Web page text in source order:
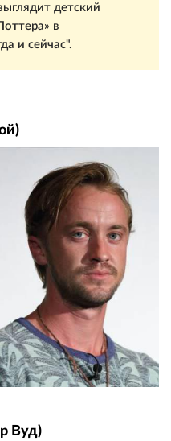
детский
в
и сейчас".
Вуд)